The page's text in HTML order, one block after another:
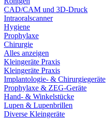
CAD/CAM und 3D-Druck
Intraoralscanner
Hygiene
Prophylaxe
Chirurgie
Alles anzeigen
Kleingeräte Praxis
Kleingeräte Praxis
Implantologie- & Chirurgiegeräte
Prophylaxe & ZEG-Geräte
Hand- & Winkelstücke
Lupen & Lupenbrillen
Diverse Kleingeräte